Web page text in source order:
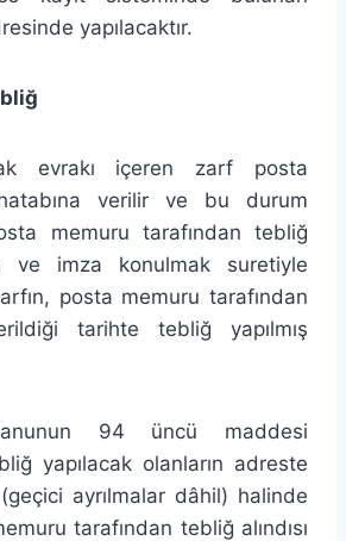
yapılacaktır.
evrakı içeren zarf posta
verilir ve bu durum
memuru tarafından tebliğ
ve imza konulmak suretiyle
posta memuru tarafından
tarihte tebliğ yapılmış
94 üncü maddesi
yapılacak olanların adreste
ayrılmalar dâhil) halinde
tarafından tebliğ alındısı